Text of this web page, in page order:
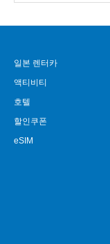
일본 렌터카
액티비티
호텔
할인쿠폰
eSIM